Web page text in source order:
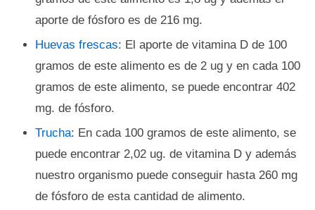
aporte de fósforo es de 216 mg.
Huevas frescas: El aporte de vitamina D de 100
gramos de este alimento es de 2 ug y en cada 100
gramos de este alimento, se puede encontrar 402
mg. de fósforo.
Trucha: En cada 100 gramos de este alimento, se
puede encontrar 2,02 ug. de vitamina D y además
nuestro organismo puede conseguir hasta 260 mg
de fósforo de esta cantidad de alimento.